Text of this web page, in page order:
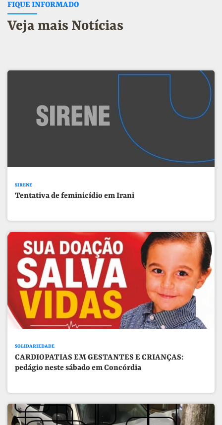
FIQUE INFORMADO
Veja mais Notícias
SIRENE
Tentativa de feminicídio em Irani
SOLIDARIEDADE
CARDIOPATIAS EM GESTANTES E CRIANÇAS:
pedágio neste sábado em Concórdia